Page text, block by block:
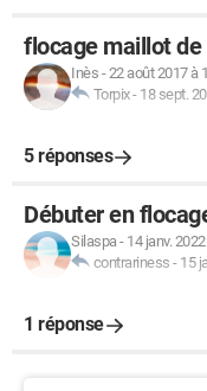
flocage maillot
Inès -22 août 2017 à
Torpix- 18 sept.
5 réponses
Débuter en
Silaspa- 14 janv.
contrariness - 15
1 réponse